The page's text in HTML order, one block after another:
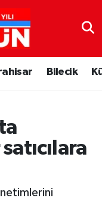
Bilecik